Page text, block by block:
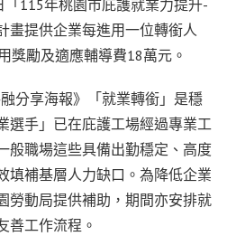
115年桃園市庇護就業力提升-
畫提供企業每進用一位轉銜人
獎勵及適應輔導費18萬元。
分享海報》「就業轉銜」是穩
選手」已在庇護工場經過專業工
般職場這些具備出勤穩定、高度
填補基層人力缺口。為降低企業
勞動局提供補助，期間亦安排就
善工作流程。